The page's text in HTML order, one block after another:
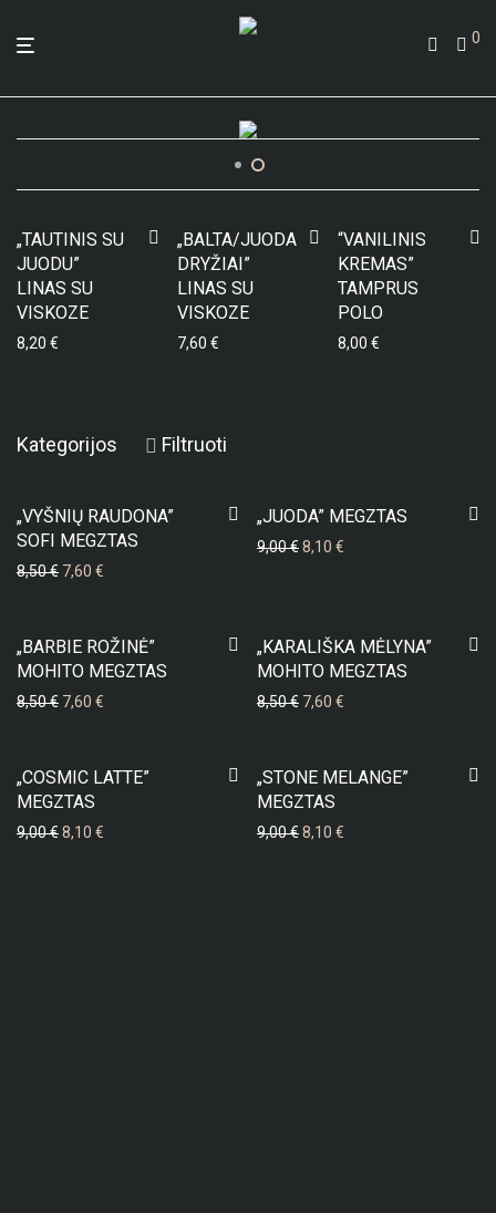
0
„TAUTINIS SU
JUODU”
LINAS SU
VISKOZE
8,20 €
„BALTA/JUODA
DRYŽIAI”
LINAS SU
VISKOZE
7,60 €
“VANILINIS
KREMAS”
TAMPRUS
POLO
8,00 €
Kategorijos Filtruoti
„VYŠNIŲ RAUDONA”
SOFI MEGZTAS
8,50€ 7,60 €
„JUODA” MEGZTAS
9,00€8,10 €
„BARBIE ROŽINĖ”
MOHITO MEGZTAS
8,50€ 7,60 €
-
„KARALIŠKA MĖLYNA”
MOHITO MEGZTAS
8,50€ 7,60 €
„COSMIC LATTE”
MEGZTAS
9,00€8,10 €
„STONE MELANGE”
MEGZTAS
9,00€8,10 €